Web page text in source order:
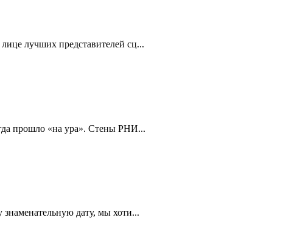
лучших представителей сц...
прошло «на ура». Стены РНИ...
дату, мы хоти...